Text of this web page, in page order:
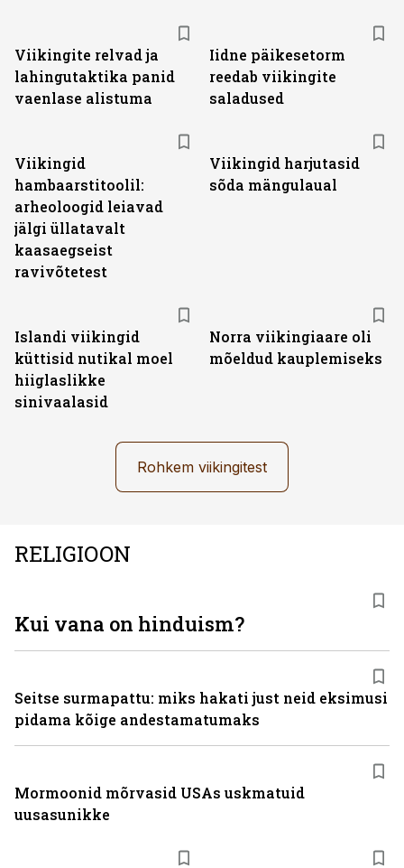
Viikingite relvad ja
lahingutaktika panid
vaenlase alistuma
Iidne päikesetorm
reedab viikingite
saladused
Viikingid
hambaarstitoolil:
arheoloogid leiavad
jälgi üllatavalt
kaasaegseist
ravivõtetest
Viikingid harjutasid
sõda mängulaual
Islandi viikingid
küttisid nutikal moel
hiiglaslikke
sinivaalasid
Norra viikingiaare oli
mõeldud kauplemiseks
Rohkem viikingitest
RELIGIOON
Kui vana on hinduism?
Seitse surmapattu: miks hakati just neid eksimusi
pidama kõige andestamatumaks
Mormoonid mõrvasid USAs uskmatuid
uusasunikke